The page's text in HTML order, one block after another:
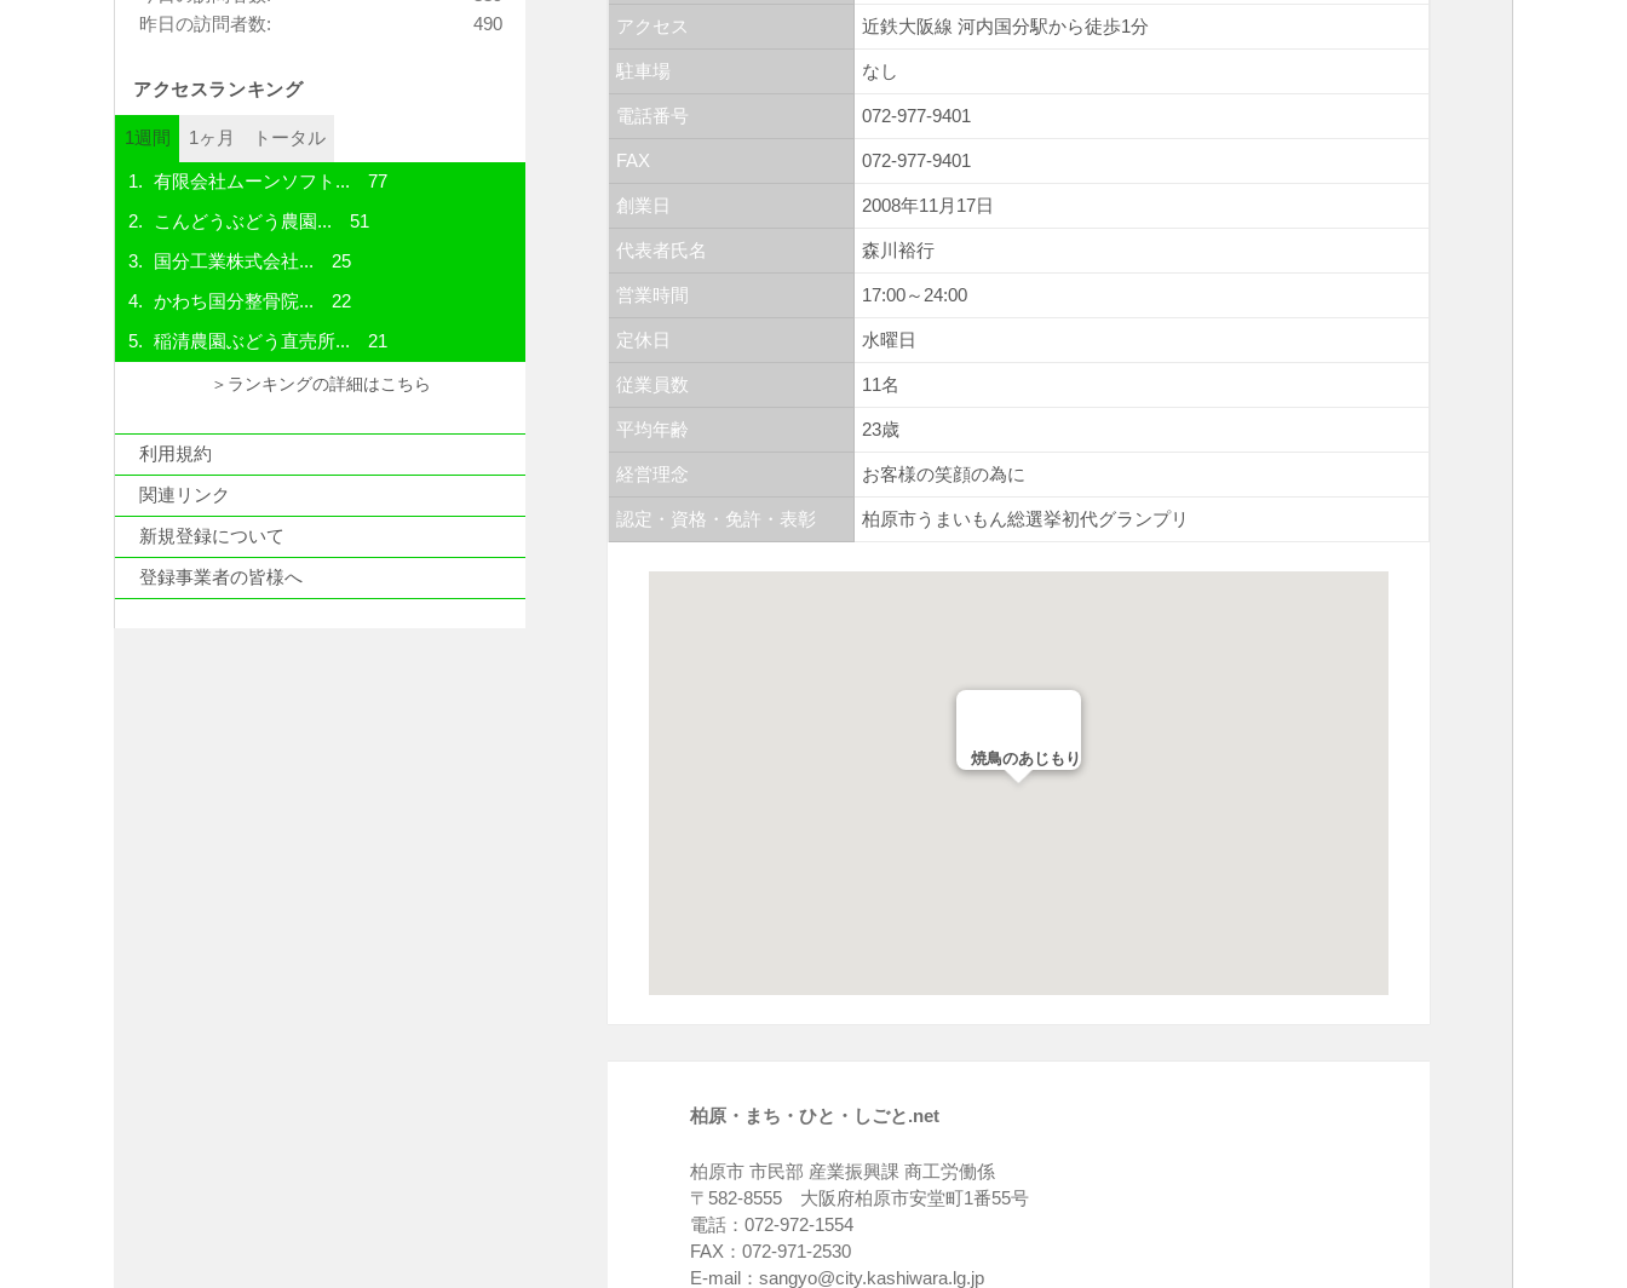
490
昨日の訪問者数:
アクセスランキング
1週間 1ヶ月 トータル
有限会社ムーンソフト... 77
こんどうぶどう農園... 51
国分工業株式会社... 25
かわち国分整骨院... 22
稲清農園ぶどう直売所... 21
＞ランキングの詳細はこちら
利用規約
関連リンク
新規登録について
登録事業者の皆様へ
アクセス 近鉄大阪線 河内国分駅から徒歩1分
駐車場 なし
電話番号 072-977-9401
FAX 072-977-9401
創業日 2008年11月17日
代表者氏名 森川裕行
営業時間 17:00～24:00
定休日 水曜日
従業員数 11名
平均年齢 23歳
経営理念 お客様の笑顔の為に
認定・資格・免許・表彰 柏原市うまいもん総選挙初代グランプリ
焼鳥のあじもり
柏原・まち・ひと・しごと.net
柏原市 市民部 産業振興課 商工労働係
〒582-8555 大阪府柏原市安堂町1番55号
電話：072-972-1554
FAX：072-971-2530
E-mail：sangyo@city.kashiwara.lg.jp